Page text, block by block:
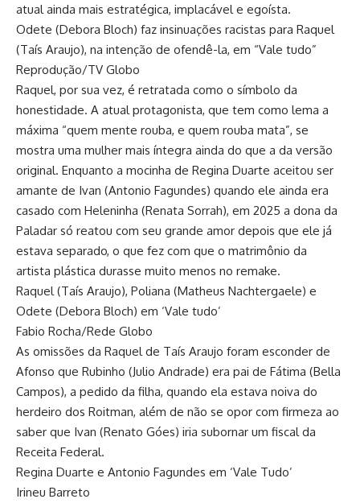
atual ainda mais estratégica, implacável e egoísta.
Odete (Debora Bloch) faz insinuações racistas para Raquel
(Taís Araujo), na intenção de ofendê-la, em “Vale tudo”
Reprodução/TV Globo
Raquel, por sua vez, é retratada como o símbolo da
honestidade. A atual protagonista, que tem como lema a
máxima “quem mente rouba, e quem rouba mata”, se
mostra uma mulher mais íntegra ainda do que a da versão
original. Enquanto a mocinha de Regina Duarte aceitou ser
amante de Ivan (Antonio Fagundes) quando ele ainda era
casado com Heleninha (Renata Sorrah), em 2025 a dona da
Paladar só reatou com seu grande amor depois que ele já
estava separado, o que fez com que o matrimônio da
artista plástica durasse muito menos no remake.
Raquel (Taís Araujo), Poliana (Matheus Nachtergaele) e
Odete (Debora Bloch) em ‘Vale tudo’
Fabio Rocha/Rede Globo
As omissões da Raquel de Taís Araujo foram esconder de
Afonso que Rubinho (Julio Andrade) era pai de Fátima (Bella
Campos), a pedido da filha, quando ela estava noiva do
herdeiro dos Roitman, além de não se opor com firmeza ao
saber que Ivan (Renato Góes) iria subornar um fiscal da
Receita Federal.
Regina Duarte e Antonio Fagundes em ‘Vale Tudo’
Irineu Barreto